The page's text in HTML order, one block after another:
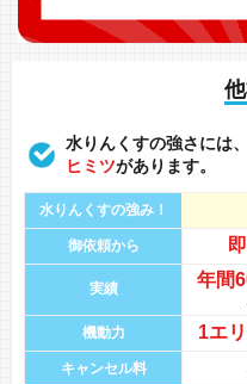
水りんくすの強さには、
ヒミツがあります。
水りんくすの強み！
御依頼から
実績 年間
機動力 1エ
キャンセル料